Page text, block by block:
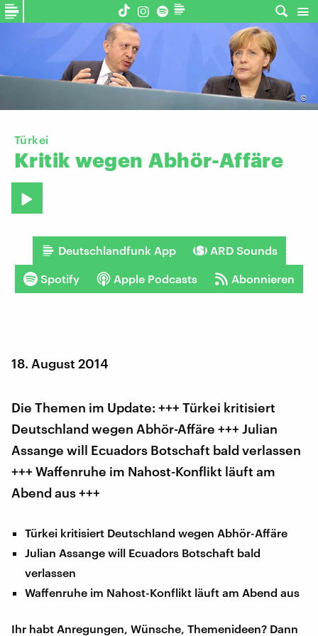
©
Türkei
Kritik wegen Abhör-Affäre
Deutschlandfunk App ARD Sounds
Spotify Apple Podcasts Abonnieren
18. August 2014
Die Themen im Update: +++ Türkei kritisiert
Deutschland wegen Abhör-Affäre +++ Julian
Assange will Ecuadors Botschaft bald verlassen
+++ Waffenruhe im Nahost-Konflikt läuft am
Abend aus +++
Türkei kritisiert Deutschland wegen Abhör-Affäre
Julian Assange will Ecuadors Botschaft bald
verlassen
Waffenruhe im Nahost-Konflikt läuft am Abend aus
Ihr habt Anregungen, Wünsche, Themenideen? Dann